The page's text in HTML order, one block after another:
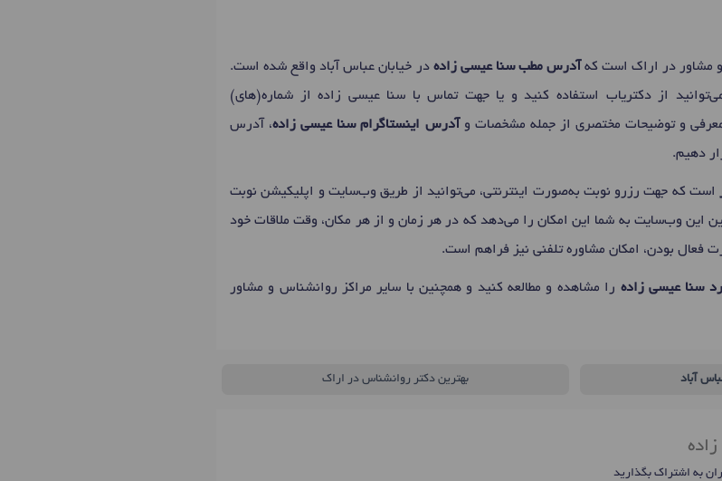
مشاور در اراک است که آدرس مطب سنا عیسی زاده در خیابان عباس آباد واقع شده است.
از دکتریاب استفاده کنید و یا جهت تماس با سنا عیسی زاده از شماره(های)
و توضیحات مختصری از جمله مشخصات و آدرس اینستاگرام سنا عیسی زاده، آدرس
دهیم.
است که جهت رزرو نوبت به‌صورت اینترنتی، می‌توانید از طریق وب‌سایت و اپلیکیشن نوبت
این وب‌سایت به شما این امکان را می‌دهد که در هر زمان و از هر مکان، وقت ملاقات خود
فعال بودن، امکان مشاوره تلفنی نیز فراهم است.
سنا عیسی زاده را مشاهده و مطالعه کنید و همچنین با سایر مراکز روانشناس و مشاور
آباد بهترین دکتر روانشناس در اراک
به اشتراک بگذارید